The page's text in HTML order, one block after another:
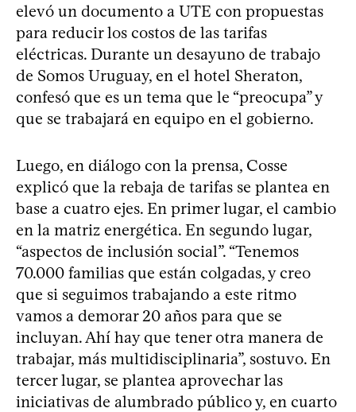
elevó un documento a UTE con propuestas
para reducir los costos de las tarifas
eléctricas. Durante un desayuno de trabajo
de Somos Uruguay, en el hotel Sheraton,
confesó que es un tema que le “preocupa” y
que se trabajará en equipo en el gobierno.
Luego, en diálogo con la prensa, Cosse
explicó que la rebaja de tarifas se plantea en
base a cuatro ejes. En primer lugar, el cambio
en la matriz energética. En segundo lugar,
“aspectos de inclusión social”. “Tenemos
70.000 familias que están colgadas, y creo
que si seguimos trabajando a este ritmo
vamos a demorar 20 años para que se
incluyan. Ahí hay que tener otra manera de
trabajar, más multidisciplinaria”, sostuvo. En
tercer lugar, se plantea aprovechar las
iniciativas de alumbrado público y, en cuarto